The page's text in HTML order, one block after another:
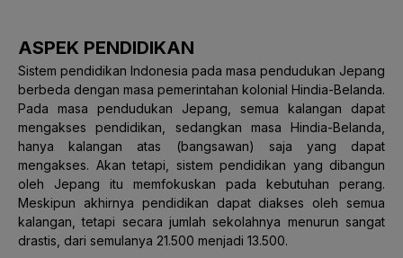
ASPEK PENDIDIKAN
Sistem pendidikan Indonesia pada masa pendudukan Jepang
berbeda dengan masa pemerintahan kolonial Hindia-Belanda.
Pada masa pendudukan Jepang, semua kalangan dapat
mengakses pendidikan, sedangkan masa Hindia-Belanda,
hanya kalangan atas (bangsawan) saja yang dapat
mengakses. Akan tetapi, sistem pendidikan yang dibangun
oleh Jepang itu memfokuskan pada kebutuhan perang.
Meskipun akhirnya pendidikan dapat diakses oleh semua
kalangan, tetapi secara jumlah sekolahnya menurun sangat
drastis, dari semulanya 21.500 menjadi 13.500.